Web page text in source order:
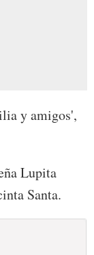
y amigos',
Lupita
Santa.